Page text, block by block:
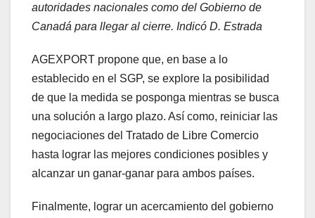
autoridades nacionales como del Gobierno de
Canadá para llegar al cierre. Indicó D. Estrada
AGEXPORT propone que, en base a lo
establecido en el SGP, se explore la posibilidad
de que la medida se posponga mientras se busca
una solución a largo plazo. Así como, reiniciar las
negociaciones del Tratado de Libre Comercio
hasta lograr las mejores condiciones posibles y
alcanzar un ganar-ganar para ambos países.
Finalmente, lograr un acercamiento del gobierno